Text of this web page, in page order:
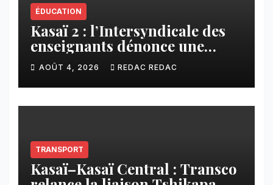
ÉDUCATION
Kasaï 2 : l’Intersyndicale des
enseignants dénonce une
contribution financière
imposée aux écoles de la
CNCA
AOÛT 4, 2026 REDAC REDAC
TRANSPORT
Kasaï–Kasaï Central : Transco